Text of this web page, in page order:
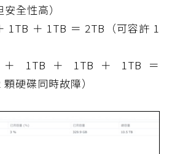
全性高）
1TB ＋ 1TB ＝ 2TB（可容許 1
＋ 1TB ＋ 1TB ＋ 1TB ＝
硬碟同時故障）